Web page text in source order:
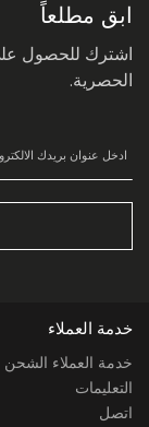
ابق مطلعاً
اشترك للحصول
الحصرية.
خدمة العملاء
خدمة العملاء الشحن
التعليمات
اتصل